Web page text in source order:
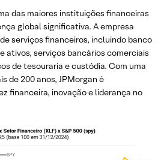
das maiores instituições financeiras
global significativa. A empresa
serviços financeiros, incluindo banco
ativos, serviços bancários comerciais
de tesouraria e custódia. Com uma
de 200 anos, JPMorgan é
financeira, inovação e liderança no